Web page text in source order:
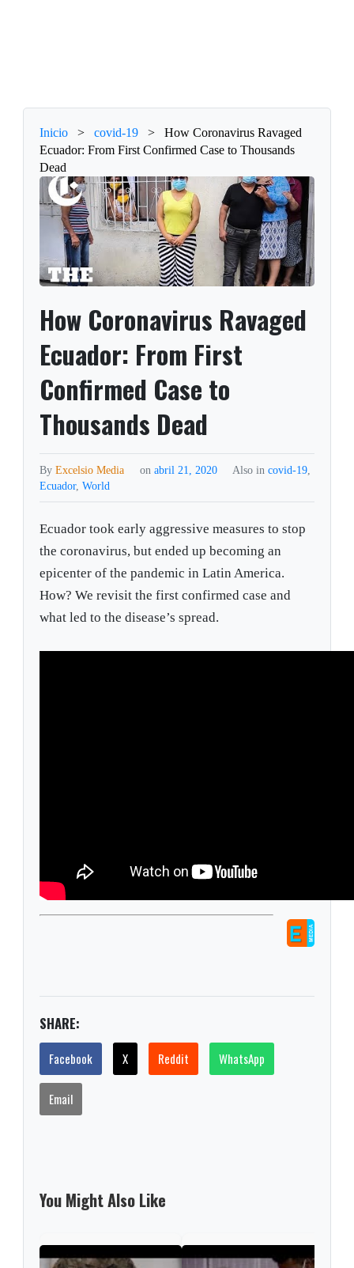
Inicio > covid-19 >
How Coronavirus Ravaged
Ecuador: From First Confirmed Case to Thousands
Dead
How Coronavirus Ravaged
Ecuador: From First
Confirmed Case to
Thousands Dead
ByExcelsio Media on abril 21, 2020 Also in covid-19,
Ecuador,World
Ecuador took early aggressive measures to stop
the coronavirus, but ended up becoming an
epicenter of the pandemic in Latin America.
How? We revisit the first confirmed case and
what led to the disease’s spread.
SHARE:
Facebook X Reddit WhatsApp
Email
You Might Also Like